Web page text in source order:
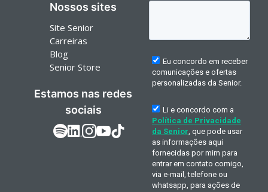
Nossos sites
Site Senior
Carreiras
Blog
Senior Store
Estamos nas redes
sociais